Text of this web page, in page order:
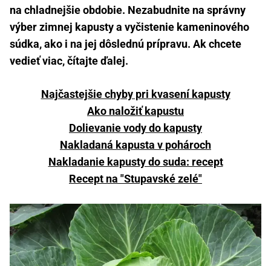
na chladnejšie obdobie. Nezabudnite na správny
výber zimnej kapusty a vyčistenie kameninového
súdka, ako i na jej dôslednú prípravu. Ak chcete
vedieť viac, čítajte ďalej.
Najčastejšie chyby pri kvasení kapusty
Ako naložiť kapustu
Dolievanie vody do kapusty
Nakladaná kapusta v pohároch
Nakladanie kapusty do suda: recept
Recept na "Stupavské zelé"